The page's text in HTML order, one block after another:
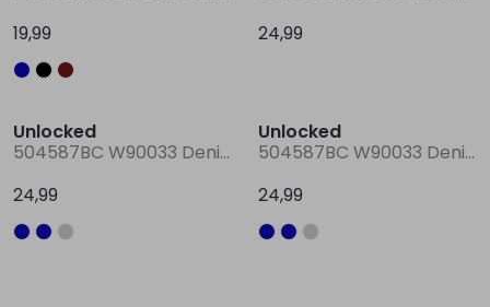
19,99
24,99
Unlocked
504587BC W90033 Denim
24,99
Unlocked
504587BC W90033 Denim darkwashed
24,99